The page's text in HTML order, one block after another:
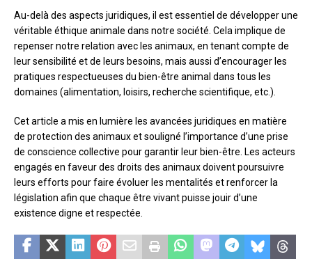
Au-delà des aspects juridiques, il est essentiel de développer une
véritable éthique animale dans notre société. Cela implique de
repenser notre relation avec les animaux, en tenant compte de
leur sensibilité et de leurs besoins, mais aussi d’encourager les
pratiques respectueuses du bien-être animal dans tous les
domaines (alimentation, loisirs, recherche scientifique, etc.).
Cet article a mis en lumière les avancées juridiques en matière
de protection des animaux et souligné l’importance d’une prise
de conscience collective pour garantir leur bien-être. Les acteurs
engagés en faveur des droits des animaux doivent poursuivre
leurs efforts pour faire évoluer les mentalités et renforcer la
législation afin que chaque être vivant puisse jouir d’une
existence digne et respectée.